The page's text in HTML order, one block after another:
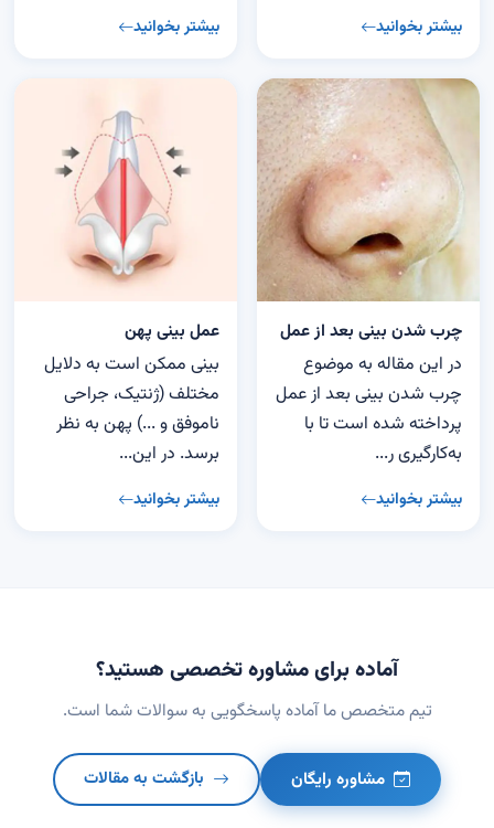
بیشتر بخوانید بیشتر بخوانید
چرب شدن بینی بعد از عمل
در این مقاله به موضوع
چرب شدن بینی بعد از عمل
پرداخته شده است تا با
به‌کارگیری ر...
بیشتر بخوانید
عمل بینی پهن
بینی ممکن است به دلایل
مختلف (ژنتیک، جراحی
ناموفق و ...) پهن به نظر
برسد. در این...
بیشتر بخوانید
آماده برای مشاوره تخصصی هستید؟
تیم متخصص ما آماده پاسخگویی به سوالات شما است.
مشاوره رایگان بازگشت به مقالات